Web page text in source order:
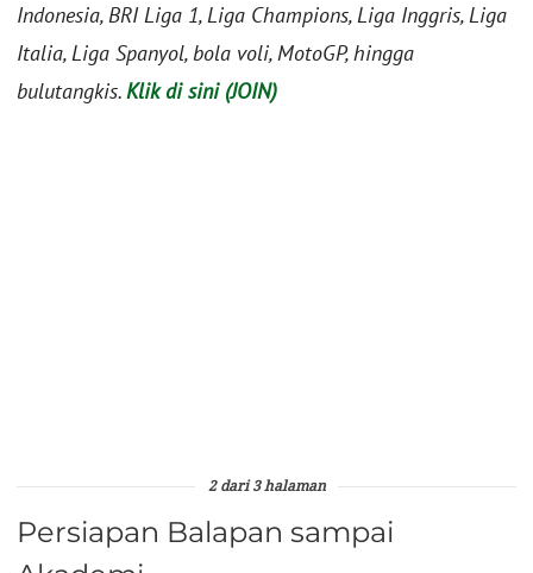
Indonesia, BRI Liga 1, Liga Champions, Liga Inggris, Liga
Italia, Liga Spanyol, bola voli, MotoGP, hingga
bulutangkis.Klik di sini (JOIN)
2 dari 3 halaman
Persiapan Balapan sampai